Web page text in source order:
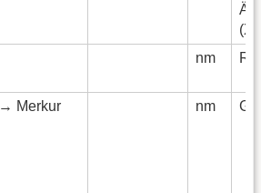
nm
→ Merkur nm